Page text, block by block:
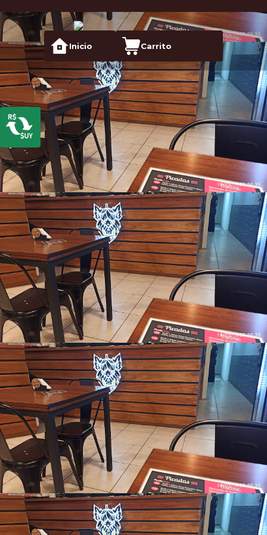
Inicio Carrito